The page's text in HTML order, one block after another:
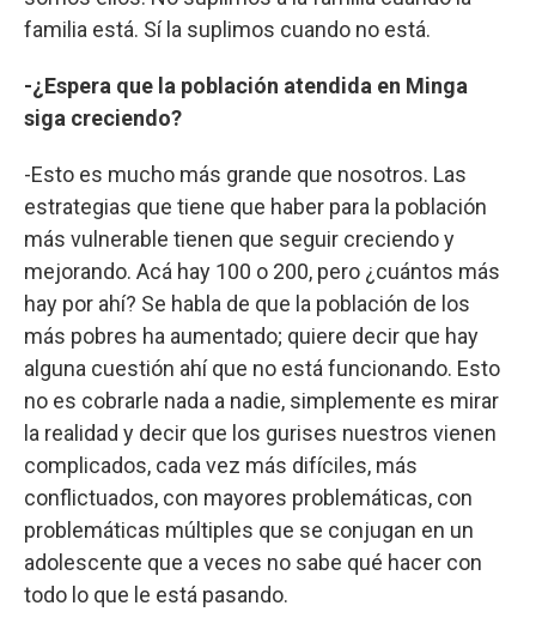
familia está. Sí la suplimos cuando no está.
-¿Espera que la población atendida en Minga
siga creciendo?
-Esto es mucho más grande que nosotros. Las
estrategias que tiene que haber para la población
más vulnerable tienen que seguir creciendo y
mejorando. Acá hay 100 o 200, pero ¿cuántos más
hay por ahí? Se habla de que la población de los
más pobres ha aumentado; quiere decir que hay
alguna cuestión ahí que no está funcionando. Esto
no es cobrarle nada a nadie, simplemente es mirar
la realidad y decir que los gurises nuestros vienen
complicados, cada vez más difíciles, más
conflictuados, con mayores problemáticas, con
problemáticas múltiples que se conjugan en un
adolescente que a veces no sabe qué hacer con
todo lo que le está pasando.